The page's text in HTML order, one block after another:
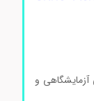
و